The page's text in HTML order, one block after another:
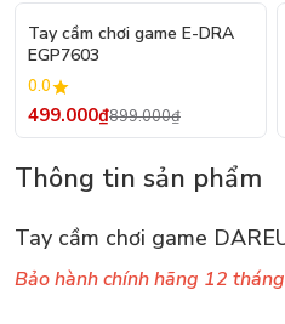
- 44%
Tay cầm chơi game E-DRA
EGP7603
0.0
499.000₫899.000₫
Thông tin sản phẩm
Tay cầm chơi game
Bảo hành chính hãng 12 tháng